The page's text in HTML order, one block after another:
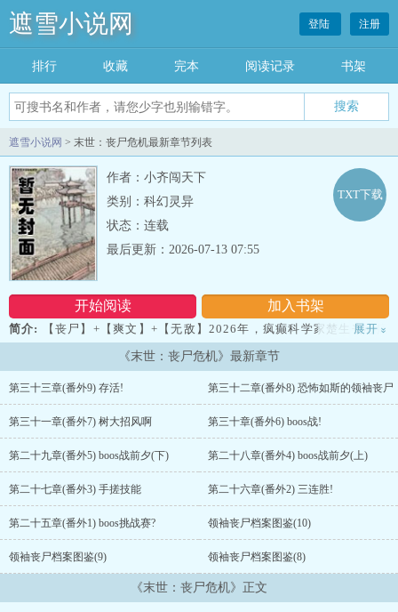
遮雪小说网 登陆 注册
排行 收藏 完本 阅读记录 书架
遮雪小说网 > 末世：丧尸危机最新章节列表
作者：小齐闯天下
类别：科幻灵异
状态：连载
开始阅读 加入书架
TXT下载
最后更新：2026-07-13 07:55
简介:
【丧尸】+【爽文】+【无敌】2026年，疯癫科学家楚生丧心病
狂地把新研制的丧尸药剂撒到秦瘦身上，却不曾想爆发了丧尸危
机。 而苏焱，在这末世中觉醒了系统，从而开始了他的无敌之
路……我的qq：1610134081和3212893308...
展开 »
《末世：丧尸危机》最新章节
第三十三章(番外9) 存活! 第三十二章(番外8) 恐怖如斯的领袖丧尸
第三十一章(番外7) 树大招风啊 第三十章(番外6) boos战!
第二十九章(番外5) boos战前夕(下) 第二十八章(番外4) boos战前夕(上)
第二十七章(番外3) 手搓技能 第二十六章(番外2) 三连胜!
第二十五章(番外1) boos挑战赛? 领袖丧尸档案图鉴(10)
领袖丧尸档案图鉴(9) 领袖丧尸档案图鉴(8)
《末世：丧尸危机》正文